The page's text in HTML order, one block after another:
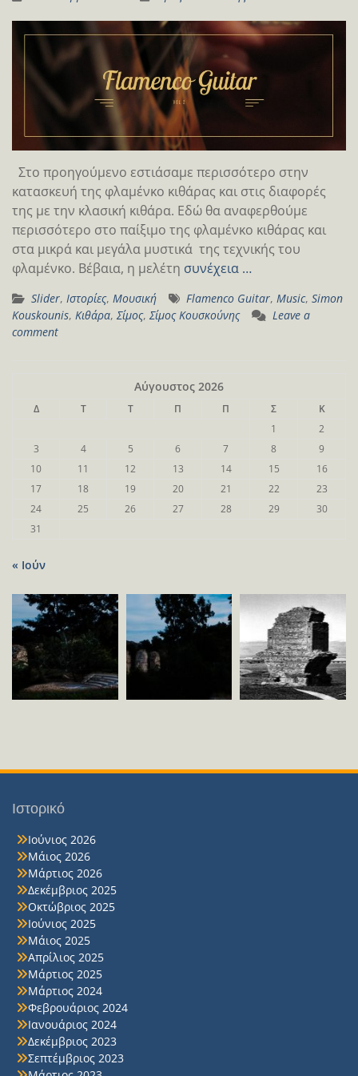
Στο προηγούμενο εστιάσαμε περισσότερο στην
κατασκευή της φλαμένκο κιθάρας και στις διαφορές
της με την κλασική κιθάρα. Εδώ θα αναφερθούμε
περισσότερο στο παίξιμο της φλαμένκο κιθάρας και
στα μικρά και μεγάλα μυστικά της τεχνικής του
φλαμένκο. Βέβαια, η μελέτη συνέχεια …
Slider, Ιστορίες, Μουσική Flamenco Guitar, Music, Simon
Kouskounis, Κιθάρα, Σίμος, Σίμος Κουσκούνης
Leave a
comment
Αύγουστος 2026
Δ Τ Τ Π Π Σ
Κ
1
2
3
4 5 6 7 8
9
10
11 12 13 14 15
16
17
18 19 20 21 22
23
24
25 26 27 28 29
30
31
« Ιούν
Ιστορικό
Ιούνιος 2026
Μάιος 2026
Μάρτιος 2026
Δεκέμβριος 2025
Οκτώβριος 2025
Ιούνιος 2025
Μάιος 2025
Απρίλιος 2025
Μάρτιος 2025
Μάρτιος 2024
Φεβρουάριος 2024
Ιανουάριος 2024
Δεκέμβριος 2023
Σεπτέμβριος 2023